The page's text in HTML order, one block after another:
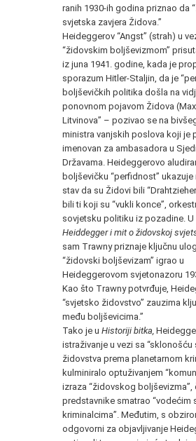
ranih 1930-ih godina priznao da
svjetska zavjera Židova.”
Heideggerov “Angst” (strah) u
“židovskim boljševizmom”
iz juna 1941. godine, kada je
sporazum Hitler-Staljin, da je
boljševičkih politika došla na
ponovnom pojavom Židova
Litvinova” – pozivao se na
ministra vanjskih poslova koji je
imenovan za ambasadora u
Državama. Heideggerovo
boljševičku “perfidnost” ukazuje
stav da su Židovi bili
bili ti koji su “vukli konce”,
sovjetsku politiku iz pozadine. U
Heiddegger i mit o židovskoj
sam Trawny priznaje ključnu
“židovski boljševizam” igrao u
Heideggerovom svjetonazoru
Kao što Trawny potvrđuje,
“svjetsko židovstvo” zauzima
među boljševicima.”
Tako je u Historiji bitka,
istraživanje u vezi sa “sklonošću
židovstva prema planetarnom
kulminiralo optuživanjem
izraza “židovskog boljševizma”,
predstavnike smatrao “vodećim
kriminalcima”. Međutim, s
odgovorni za objavljivanje